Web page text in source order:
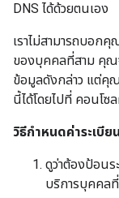
DNS ได้ด้วยตนเอง
เราไม่สามารถบอกคุ
ของบุคคลที่สาม คุณ
ข้อมูลดังกล่าว แต่คุ
นี้ได้โดยไปที่ คอนโซ
วิธีกำหนดค่าระเบี
ดูว่าต้องป้อนร
บริการบุคคล